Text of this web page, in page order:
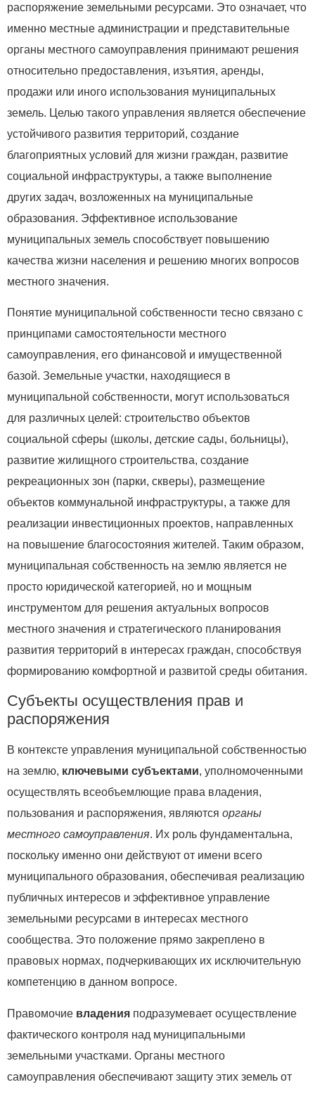
распоряжение земельными ресурсами. Это означает, что
именно местные администрации и представительные
органы местного самоуправления принимают решения
относительно предоставления, изъятия, аренды,
продажи или иного использования муниципальных
земель. Целью такого управления является обеспечение
устойчивого развития территорий, создание
благоприятных условий для жизни граждан, развитие
социальной инфраструктуры, а также выполнение
других задач, возложенных на муниципальные
образования. Эффективное использование
муниципальных земель способствует повышению
качества жизни населения и решению многих вопросов
местного значения.
Понятие муниципальной собственности тесно связано с
принципами самостоятельности местного
самоуправления, его финансовой и имущественной
базой. Земельные участки, находящиеся в
муниципальной собственности, могут использоваться
для различных целей: строительство объектов
социальной сферы (школы, детские сады, больницы),
развитие жилищного строительства, создание
рекреационных зон (парки, скверы), размещение
объектов коммунальной инфраструктуры, а также для
реализации инвестиционных проектов, направленных
на повышение благосостояния жителей. Таким образом,
муниципальная собственность на землю является не
просто юридической категорией, но и мощным
инструментом для решения актуальных вопросов
местного значения и стратегического планирования
развития территорий в интересах граждан, способствуя
формированию комфортной и развитой среды обитания.
Субъекты осуществления прав и
распоряжения
В контексте управления муниципальной собственностью
на землю, ключевыми субъектами, уполномоченными
осуществлять всеобъемлющие права владения,
пользования и распоряжения, являются органы
местного самоуправления. Их роль фундаментальна,
поскольку именно они действуют от имени всего
муниципального образования, обеспечивая реализацию
публичных интересов и эффективное управление
земельными ресурсами в интересах местного
сообщества. Это положение прямо закреплено в
правовых нормах, подчеркивающих их исключительную
компетенцию в данном вопросе.
Правомочие владения подразумевает осуществление
фактического контроля над муниципальными
земельными участками. Органы местного
самоуправления обеспечивают защиту этих земель от